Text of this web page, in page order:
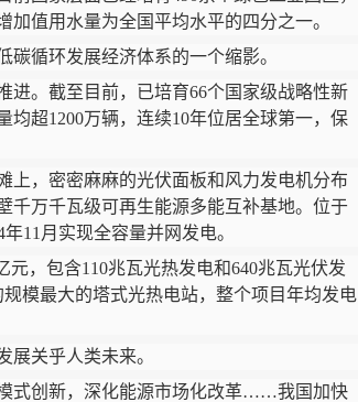
值用水量为全国平均水平的四分之一。
循环发展经济体系的一个缩影。
。截至目前，已培育66个国家级战略性新
均超1200万辆，连续10年位居全球第一，保
，密密麻麻的光伏面板和风力发电机分布
千万千瓦级可再生能源多能互补基地。位于
11月实现全容量并网发电。
，包含110兆瓦光热发电和640兆瓦光伏发
模最大的塔式光热电站，整个项目年均发电
关乎人类未来。
式创新，深化能源市场化改革……我国加快